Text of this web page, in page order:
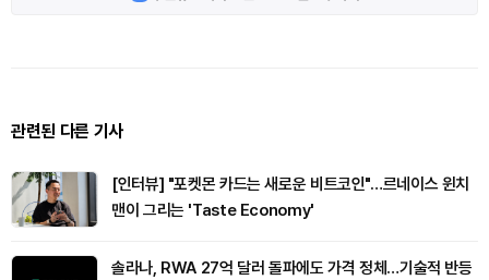
관련된 다른 기사
[인터뷰] "포켓몬 카드는 새로운 비트코인"…르네이스 윈치
맨이 그리는 'Taste Economy'
솔라나, RWA 27억 달러 돌파에도 가격 정체…기술적 반등